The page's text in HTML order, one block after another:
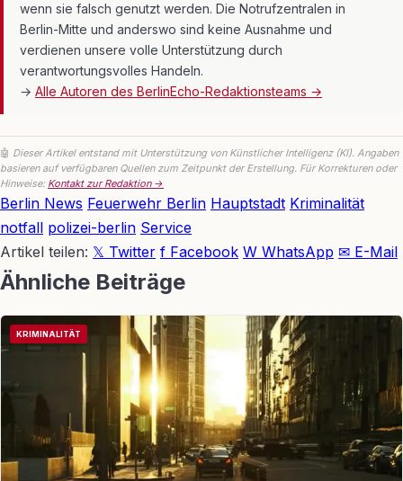
wenn sie falsch genutzt werden. Die Notrufzentralen in
Berlin-Mitte und anderswo sind keine Ausnahme und
verdienen unsere volle Unterstützung durch
verantwortungsvolles Handeln.
→ Alle Autoren des BerlinEcho-Redaktionsteams →
🤖 Dieser Artikel entstand mit Unterstützung von Künstlicher Intelligenz (KI). Angaben
basieren auf verfügbaren Quellen zum Zeitpunkt der Erstellung. Für Korrekturen oder
Hinweise: Kontakt zur Redaktion →
Berlin News Feuerwehr Berlin Hauptstadt Kriminalität
notfall polizei-berlin Service
Artikel teilen: 𝕏 Twitter f Facebook W WhatsApp ✉ E-Mail
Ähnliche Beiträge
KRIMINALITÄT